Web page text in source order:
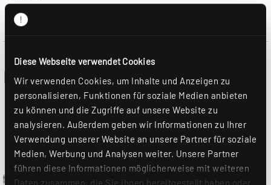
Diese Webseite verwendet Cookies
Wir verwenden Cookies, um Inhalte und Anzeigen zu
personalisieren, Funktionen für soziale Medien anbieten
zu können und die Zugriffe auf unsere Website zu
analysieren. Außerdem geben wir Informationen zu Ihrer
Verwendung unserer Website an unsere Partner für soziale
Medien, Werbung und Analysen weiter. Unsere Partner
führen diese Informationen möglicherweise mit weiteren
Daten zusammen, die Sie ihnen bereitgestellt haben oder
Eingesetzte RIDI Produkte